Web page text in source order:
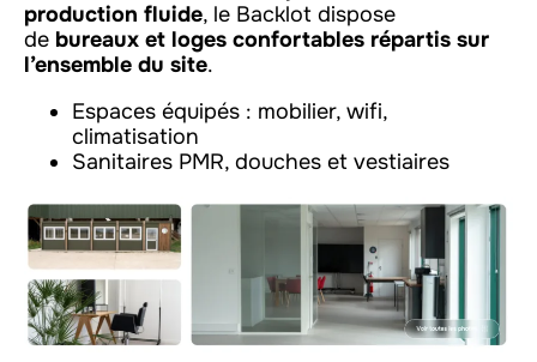
production fluide, le Backlot dispose
de bureaux et loges confortables répartis sur
l’ensemble du site.
Espaces équipés : mobilier, wifi,
climatisation
Sanitaires PMR, douches et vestiaires